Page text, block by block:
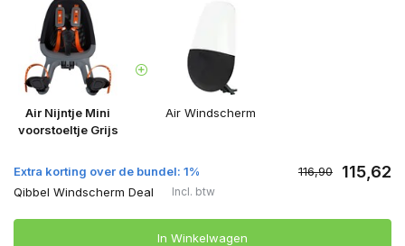
Air Nijntje Mini
voorstoeltje Grijs
Air Windscherm
Extra korting over de bundel: 1% 116,90 115,62
Qibbel Windscherm Deal Incl. btw
In Winkelwagen